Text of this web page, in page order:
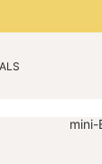
Colours 2026